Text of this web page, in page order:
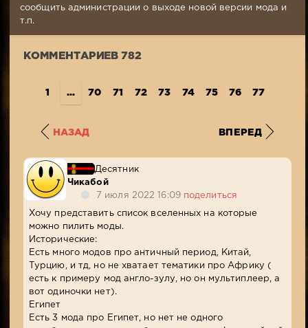
274
сообщить администрации о выходе новой версии мода и
т.п.
КОММЕНТАРИЕВ 782
1 ... 70 71 72 73 74 75 76 77
НАЗАД ВПЕРЕД
Десятник
Чикабой
7 июля 2022 16:09 поделиться
Хочу представить список вселенных на которые
можно пилить моды.
Исторические:
Есть много модов про античный период, Китай,
Турцию, и тд, но не хватает тематики про Африку (
есть к примеру мод англо-зулу, но он мультиплеер, а
вот одиночки нет).
Египет
Есть 3 мода про Египет, но нет не одного